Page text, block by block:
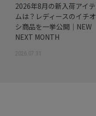
2026年8月の新入荷アイテ
ムは？レディースのイチオ
シ商品を一挙公開｜NEW
NEXT MONTH
2026.07.31